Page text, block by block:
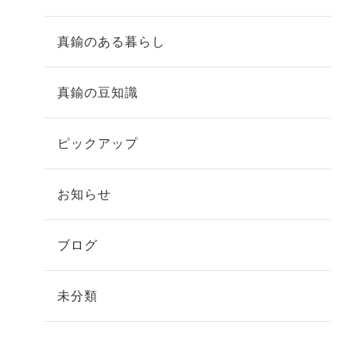
真鍮のある暮らし
真鍮の豆知識
ピックアップ
お知らせ
ブログ
未分類